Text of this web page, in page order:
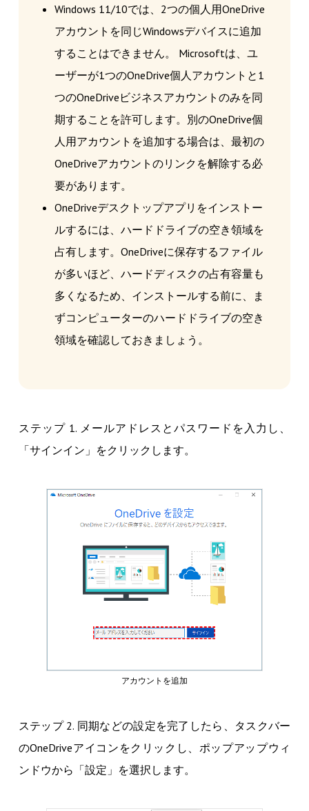
Windows 11/10では、2つの個人用OneDrive
アカウントを同じWindowsデバイスに追加
することはできません。 Microsoftは、ユ
ーザーが1つのOneDrive個人アカウントと1
つのOneDriveビジネスアカウントのみを同
期することを許可します。別のOneDrive個
人用アカウントを追加する場合は、最初の
OneDriveアカウントのリンクを解除する必
要があります。
OneDriveデスクトップアプリをインストー
ルするには、ハードドライブの空き領域を
占有します。OneDriveに保存するファイル
が多いほど、ハードディスクの占有容量も
多くなるため、インストールする前に、ま
ずコンピューターのハードドライブの空き
領域を確認しておきましょう。
ステップ 1. メールアドレスとパスワードを入力し、
「サインイン」をクリックします。
アカウントを追加
ステップ 2. 同期などの設定を完了したら、タスクバー
のOneDriveアイコンをクリックし、ポップアップウィ
ンドウから「設定」を選択します。